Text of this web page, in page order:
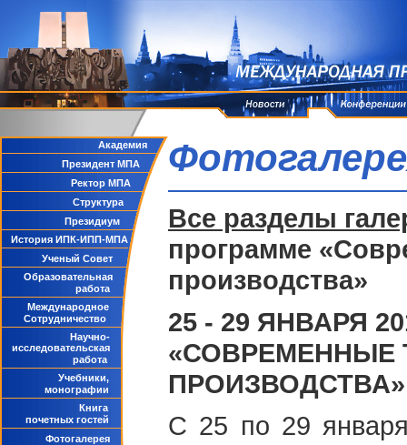
Академия
Президент МПА
Ректор МПА
Структура
Президиум
История ИПК-ИПП-МПА
Ученый Совет
Образовательная
работа
Международное
Сотрудничество
Научно-
исследовательская
работа
Учебники,
монографии
Книга
почетных гостей
Фотогалерея
Все разделы
программе
производства»
25 - 29 ЯНВАРЯ
«СОВРЕМЕННЫЕ
ПРОИЗВОДСТВА»
С 25 по 29